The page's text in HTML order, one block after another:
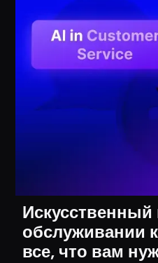
Искусственный
обслуживании
все, что вам